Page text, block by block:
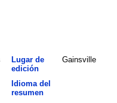
Lugar de
edición
Gainsville
Idioma del
resumen